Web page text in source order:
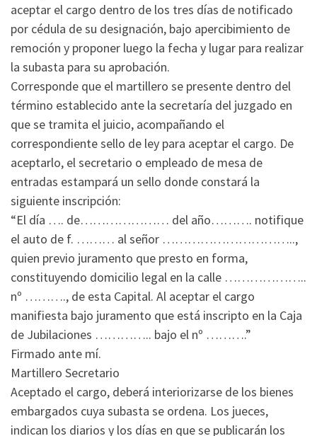
aceptar el cargo dentro de los tres días de notificado
por cédula de su designación, bajo apercibimiento de
remoción y proponer luego la fecha y lugar para realizar
la subasta para su aprobación.
Corresponde que el martillero se presente dentro del
término establecido ante la secretaría del juzgado en
que se tramita el juicio, acompañando el
correspondiente sello de ley para aceptar el cargo. De
aceptarlo, el secretario o empleado de mesa de
entradas estampará un sello donde constará la
siguiente inscripción:
“El día …. de………………… del año………. notifique
el auto de f. ……… al señor …………………………..,
quien previo juramento que presto en forma,
constituyendo domicilio legal en la calle ………………..
nº ………., de esta Capital. Al aceptar el cargo
manifiesta bajo juramento que está inscripto en la Caja
de Jubilaciones ………….. bajo el nº ……….”
Firmado ante mí.
Martillero Secretario
Aceptado el cargo, deberá interiorizarse de los bienes
embargados cuya subasta se ordena. Los jueces,
indican los diarios y los días en que se publicarán los